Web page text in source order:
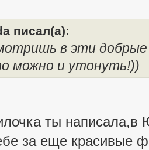
писал(а):
в эти добрые
можно и утонуть!))
ты написала,в
за еще красивые